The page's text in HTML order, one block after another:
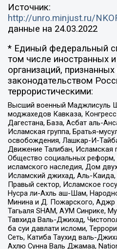
Источник:
http://unro.minjust.ru/
данные на 24.03.2022
* Единый федеральный
том числе иностранных
организаций,
законодательством
террористическими:
Высший военный Маджлисуль
моджахедов Кавказа,
Дагестана, База, Асбат аль-
Исламская группа, Братья-
освобождения, Лашкар-И-
Движение Талибан, Исламская
Общество социальных
исламского наследия, Дом
Исламский джихад, Аль-
Правый сектор, Исламское
Нусра ли-Ахль аш-Шам,
Минина и Д. Пожарского, Аджр
Тагьаля SHAM, АУМ Синрике,
Тавхида Валь-Джихад,
ба суи давлати исломи,
Сеть, Катиба Таухид валь-
Ахлю Сунна Валь Джамаа,